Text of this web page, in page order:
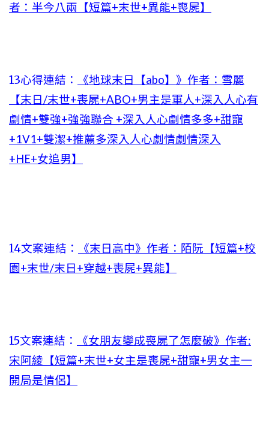
者：半今八兩【短篇+末世+異能+喪屍】
13心得連結：
《地球末日【abo】》作者：雪麗
【末日/末世+喪屍+ABO+男主是軍人+深入人心有
劇情+雙強+強強聯合 +深入人心劇情多多+甜寵
+1V1+雙潔+推薦多深入人心劇情劇情深入
+HE+女追男】
14文案連結：
《末日高中》作者：陌阮【短篇+校
園+末世/末日+穿越+喪屍+異能】
15文案連結：
《女朋友變成喪屍了怎麼破》作者:
宋阿綾【短篇+末世+女主是喪屍+甜寵+男女主一
開局是情侶】